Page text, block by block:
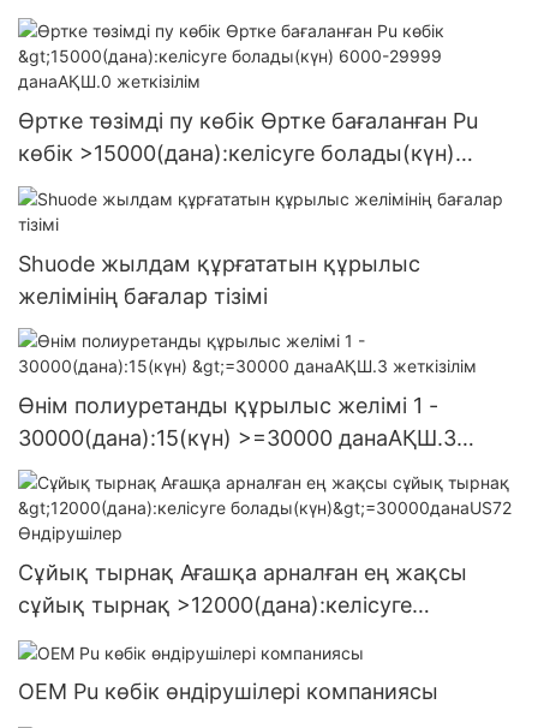
Өртке төзімді пу көбік Өртке бағаланған Pu
көбік >15000(дана):келісуге болады(күн)
6000-29999 данаАҚШ.0 жеткізілім
Shuode жылдам құрғататын құрылыс
желімінің бағалар тізімі
Өнім полиуретанды құрылыс желімі 1 -
30000(дана):15(күн) >=30000 данаАҚШ.3
жеткізілім
Сұйық тырнақ Ағашқа арналған ең жақсы
сұйық тырнақ >12000(дана):келісуге
болады(күн)>=30000данаUS72 Өндірушілер
OEM Pu көбік өндірушілері компаниясы